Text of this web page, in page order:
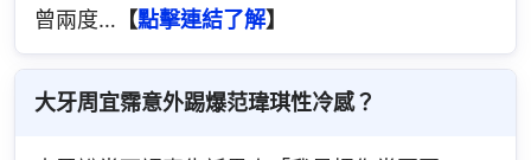
曾兩度… 【點擊連結了解】
大牙周宜霈意外踢爆范瑋琪性冷感？